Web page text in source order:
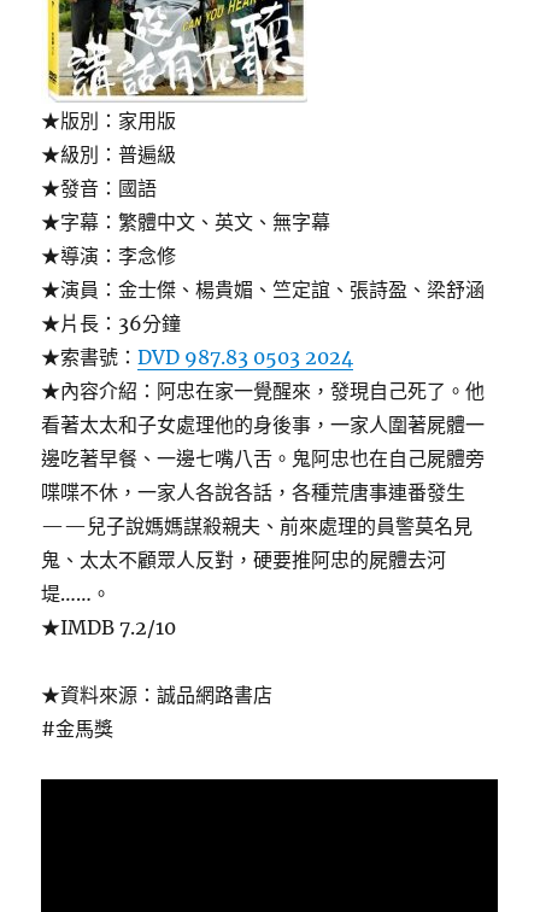
★版別：家用版
★級別：普遍級
★發音：國語
★字幕：繁體中文、英文、無字幕
★導演：李念修
★演員：金士傑、楊貴媚、竺定誼、張詩盈、梁舒涵
★片長：36分鐘
★索書號：DVD 987.83 0503 2024
★內容介紹：阿忠在家一覺醒來，發現自己死了。他
看著太太和子女處理他的身後事，一家人圍著屍體一
邊吃著早餐、一邊七嘴八舌。鬼阿忠也在自己屍體旁
喋喋不休，一家人各說各話，各種荒唐事連番發生
——兒子說媽媽謀殺親夫、前來處理的員警莫名見
鬼、太太不顧眾人反對，硬要推阿忠的屍體去河
堤……。
★IMDB 7.2/10
★資料來源：誠品網路書店
#金馬獎